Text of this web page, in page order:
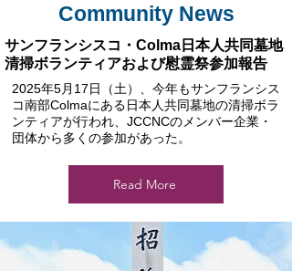
Community News
サンフランシスコ・Colma日本人共同墓地
清掃ボランティアおよび慰霊祭参加報告
2025年5月17日（土）、今年もサンフランシス
コ南部Colmaにある日本人共同墓地の清掃ボラ
ンティアが行われ、JCCNCのメンバー企業・
団体から多くの参加があった。
Read More